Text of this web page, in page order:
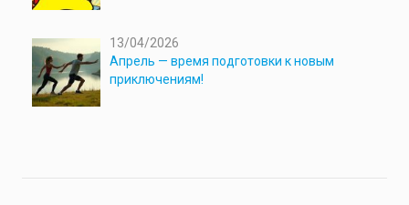
13/04/2026
Апрель — время подготовки к новым
приключениям!